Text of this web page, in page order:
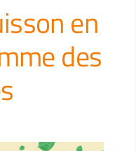
en
des